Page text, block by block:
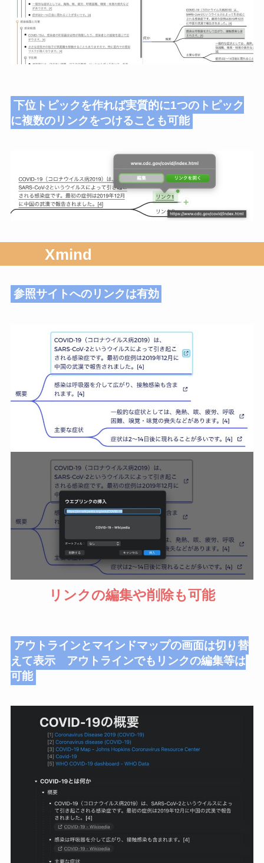
下位トピックを作れば実質的に1つのトピック
に複数のリンクをつけることも可能
Xmind
参照サイトへのリンクは有効
リンクの編集や削除も可能
アウトラインとマインドマップの画面は切り替
えて表示 アウトラインでもリンクの編集等は
可能